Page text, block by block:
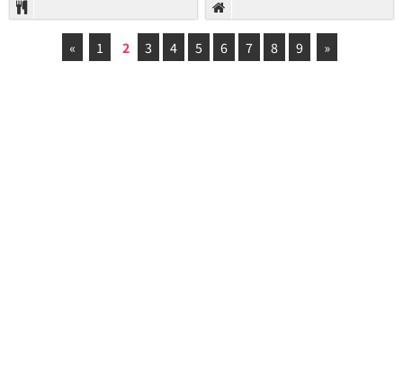
« 1 2 3 4 5 6 7 8 9 »